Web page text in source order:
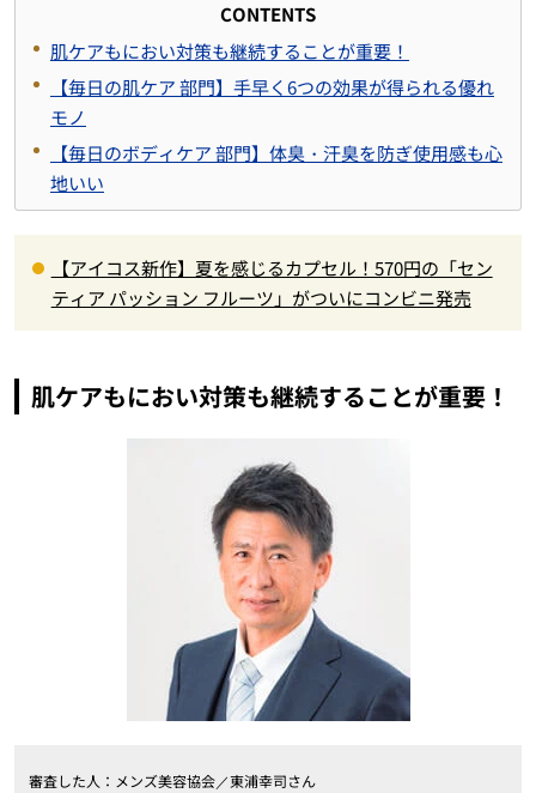
CONTENTS
肌ケアもにおい対策も継続することが重要！
【毎日の肌ケア 部門】手早く6つの効果が得られる優れ
モノ
【毎日のボディケア 部門】体臭・汗臭を防ぎ使用感も心
地いい
【アイコス新作】夏を感じるカプセル！570円の「セン
ティア パッション フルーツ」がついにコンビニ発売
肌ケアもにおい対策も継続することが重要！
審査した人：メンズ美容協会／東浦幸司さん